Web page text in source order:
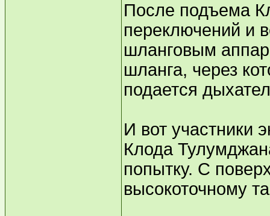
После подъема
переключений и
шланговым
шланга, через
подается
И вот участники
Клода
попытку. С
высокоточному